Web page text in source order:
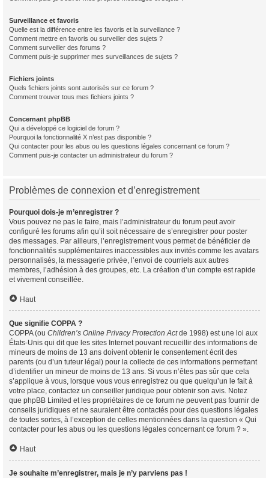
Surveillance et favoris
Quelle est la différence entre les favoris et la surveillance ?
Comment mettre en favoris ou surveiller des sujets ?
Comment surveiller des forums ?
Comment puis-je supprimer mes surveillances de sujets ?
Fichiers joints
Quels fichiers joints sont autorisés sur ce forum ?
Comment trouver tous mes fichiers joints ?
Concernant phpBB
Qui a développé ce logiciel de forum ?
Pourquoi la fonctionnalité X n’est pas disponible ?
Qui contacter pour les abus ou les questions légales concernant ce forum ?
Comment puis-je contacter un administrateur du forum ?
Problèmes de connexion et d’enregistrement
Pourquoi dois-je m’enregistrer ?
Vous pouvez ne pas le faire, mais l’administrateur du forum peut avoir
configuré les forums afin qu’il soit nécessaire de s’enregistrer pour poster
des messages. Par ailleurs, l’enregistrement vous permet de bénéficier de
fonctionnalités supplémentaires inaccessibles aux invités comme les avatars
personnalisés, la messagerie privée, l’envoi de courriels aux autres
membres, l’adhésion à des groupes, etc. La création d’un compte est rapide
et vivement conseillée.
Haut
Que signifie COPPA ?
COPPA (ou Children’s Online Privacy Protection Actde 1998) est une loi aux
États-Unis qui dit que les sites Internet pouvant recueillir des informations de
mineurs de moins de 13 ans doivent obtenir le consentement écrit des
parents (ou d’un tuteur légal) pour la collecte de ces informations permettant
d’identifier un mineur de moins de 13 ans. Si vous n’êtes pas sûr que cela
s’applique à vous, lorsque vous vous enregistrez ou que quelqu’un le fait à
votre place, contactez un conseiller juridique pour obtenir son avis. Notez
que phpBB Limited et les propriétaires de ce forum ne peuvent pas fournir de
conseils juridiques et ne sauraient être contactés pour des questions légales
de toutes sortes, à l’exception de celles mentionnées dans la question « Qui
contacter pour les abus ou les questions légales concernant ce forum ? ».
Haut
Je souhaite m’enregistrer, mais je n’y parviens pas !